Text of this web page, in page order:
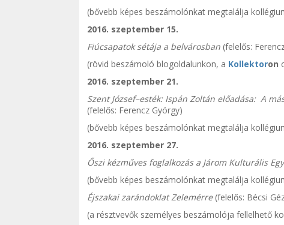
(bővebb képes beszámolónkat megtalálja
2016. szeptember 15.
Fiúcsapatok sétája a belvárosban (felelős:
(rövid beszámoló blogoldalunkon, a Kollektoron
2016. szeptember 21.
Szent József–esték: Ispán Zoltán előadása: A
(felelős: Ferencz György)
(bővebb képes beszámolónkat megtalálja
2016. szeptember 27.
Őszi kézműves foglalkozás a Járom Kulturális
(bővebb képes beszámolónkat megtalálja
Éjszakai zarándoklat Zelemérre (felelős: Bécsi
(a résztvevők személyes beszámolója fellelhető